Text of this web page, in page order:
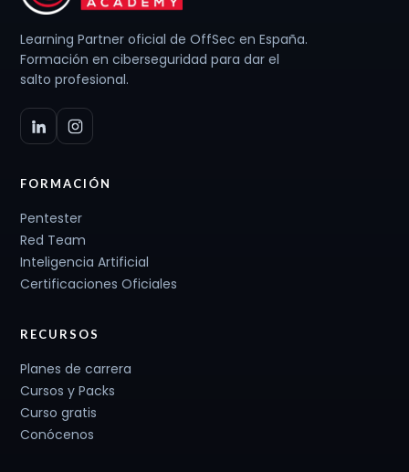
Learning Partner oficial de OffSec en España.
Formación en ciberseguridad para dar el
salto profesional.
FORMACIÓN
Pentester
Red Team
Inteligencia Artificial
Certificaciones Oficiales
RECURSOS
Planes de carrera
Cursos y Packs
Curso gratis
Conócenos